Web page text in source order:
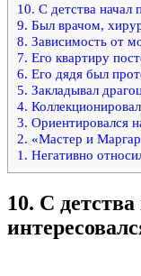
10. С детства начал
9. Был врачом,
8. Зависимость от
7. Его квартиру
6. Его дядя был
5. Закладывал
4.
3. Ориентировался
2. «Мастер и
1. Негативно
10. С